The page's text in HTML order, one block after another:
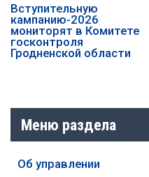
️️Вступительную
кампанию-2026
мониторят в Комитете
госконтроля
Гродненской области
Меню раздела
Об управлении